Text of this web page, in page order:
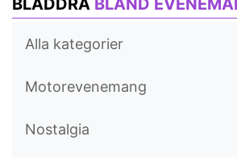
BLÄDDRA BLAND
Alla kategorier
Motorevenemang
Nostalgia